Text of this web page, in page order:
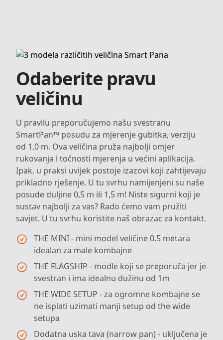
Odaberite pravu
veličinu
U pravilu preporučujemo našu svestranu
SmartPan™ posudu za mjerenje gubitka, verziju
od 1,0 m. Ova veličina pruža najbolji omjer
rukovanja i točnosti mjerenja u većini aplikacija.
Ipak, u praksi uvijek postoje izazovi koji zahtijevaju
prikladno rješenje. U tu svrhu namijenjeni su naše
posude duljine 0,5 m ili 1,5 m! Niste sigurni koji je
sustav najbolji za vas? Rado ćemo vam pružiti
savjet. U tu svrhu koristite naš obrazac za kontakt.
THE MINI - mini model veličine 0.5 metara
idealan za male kombajne
THE FLAGSHIP - modle koji se preporuča jer je
svestran i ima idealnu dužinu od 1m
THE WIDE SETUP - za ogromne kombajne se
ne isplati uzimati manji setup od the wide
setupa
Dodatna uska tava (narrow pan) - uključena je